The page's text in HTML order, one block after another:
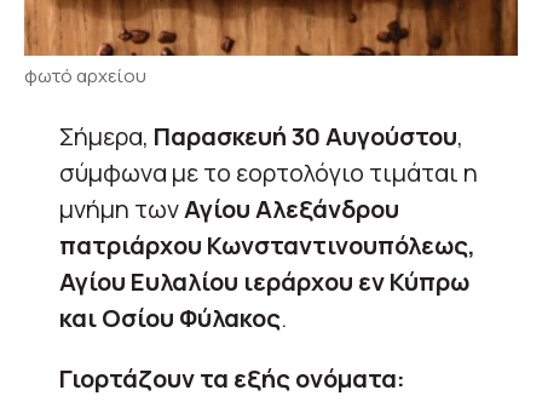
φωτό αρχείου
Σήμερα, Παρασκευή 30 Αυγούστου,
σύμφωνα με το εορτολόγιο τιμάται η
μνήμη τωνΑγίου Αλεξάνδρου
πατριάρχου Κωνσταντινουπόλεως,
Αγίου Ευλαλίου ιεράρχου εν Κύπρω
και Οσίου Φύλακος.
Γιορτάζουν τα εξής ονόματα: